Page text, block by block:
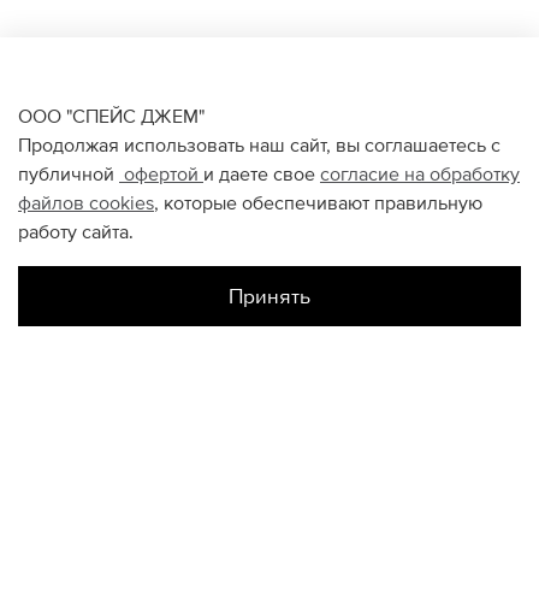
ООО "СПЕЙС ДЖЕМ"
Продолжая использовать наш сайт, вы соглашаетесь с
публичной офертой и даете свое согласие на обработку
файлов cookies, которые обеспечивают правильную
работу сайта.
Принять